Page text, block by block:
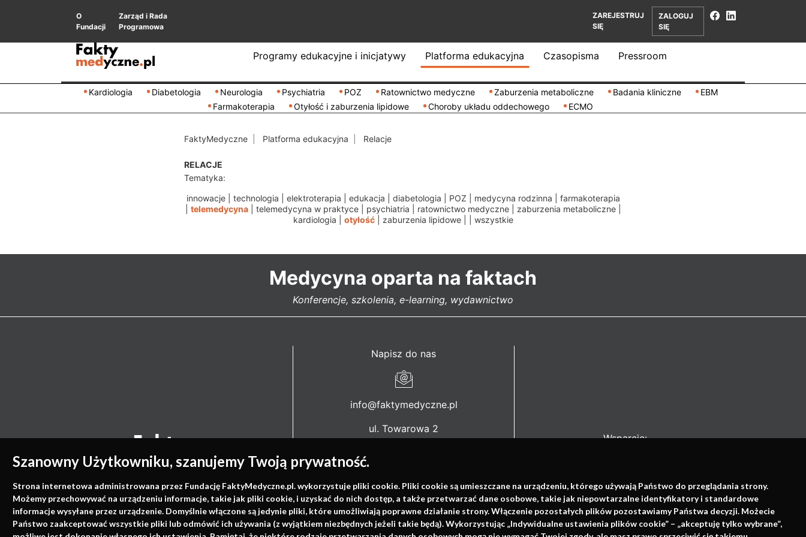
Szanowny Użytkowniku, szanujemy Twoją prywatność.
Strona internetowa administrowana przez Fundację FaktyMedyczne.pl. wykorzystuje pliki cookie. Pliki cookie są umieszczane na urządzeniu, którego używają Państwo do przeglądania strony.
Możemy przechowywać na urządzeniu informacje, takie jak pliki cookie, i uzyskać do nich dostęp, a także przetwarzać dane osobowe, takie jak niepowtarzalne identyfikatory i standardowe
informacje wysyłane przez urządzenie. Domyślnie włączone są jedynie pliki, które umożliwiają poprawne działanie strony. Włączenie pozostałych plików pozostawiamy Państwa decyzji. Możecie
Państwo zaakceptować wszystkie pliki lub odmówić ich używania (z wyjątkiem niezbędnych jeżeli takie będą). Wykorzystując „Indywidualne ustawienia plików cookie” – „akceptuję tylko wybrane”,
O
Fundacji
Zarząd i Rada
Programowa
ZAREJESTRUJ
SIĘ
ZALOGUJ
SIĘ
Programy edukacyjne i inicjatywy Platforma edukacyjna Czasopisma Pressroom
Kardiologia Diabetologia Neurologia Psychiatria POZ Ratownictwo medyczne Zaburzenia metaboliczne Badania kliniczne
EBM
Farmakoterapia
Otyłość i zaburzenia lipidowe Choroby układu oddechowego ECMO
FaktyMedyczne Platforma edukacyjna Relacje
RELACJE
Tematyka:
innowacje| technologia elektroterapia edukacja diabetologia POZ medycyna rodzinna
farmakoterapia
telemedycyna| telemedycyna w praktyce| psychiatria ratownictwo medyczne| zaburzenia metaboliczne|
kardiologia
otyłość| zaburzenia lipidowe| wszystkie
Medycyna oparta na faktach
Konferencje, szkolenia, e-learning, wydawnictwo
Napisz do nas
info@faktymedyczne.pl
ul. Towarowa 2
ul. Wolności 338b
41-800 Zabrze
Biuro Zarządu Fundacji:
Wsparcie: